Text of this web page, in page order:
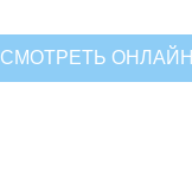
СМОТРЕТЬ ОНЛАЙН